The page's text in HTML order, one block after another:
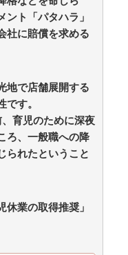
族が猛反対。家族か
他 / 2chnaviヘッド
ら歪み出す
ぶためのものじゃな
、だが次々とファク
- 総合 NEW! (8/6
（動画」三峡ダム
撃（猛烈な勢力で豪
ト「パタハラ」
社に賠償を求める
地で店舗展開する
です。
育児のために深夜
ろ、一般職への降
られたということ
業の取得推奨」